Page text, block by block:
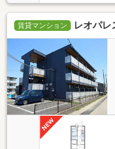
賃貸マンション レオパレ